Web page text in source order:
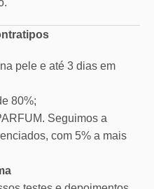
pele e até 3 dias em
80%;
Seguimos a
com 5% a mais